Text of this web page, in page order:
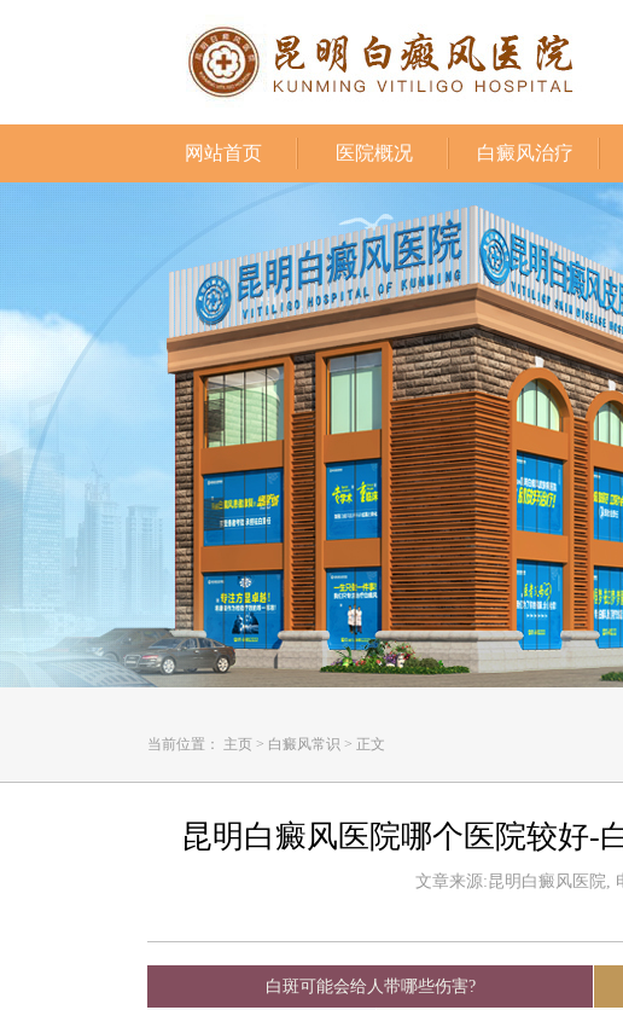
网站首页 医院概况 白癜风治疗
当前位置： 主页 > 白癜风常识 > 正文
昆明白癜风医院哪个医院较好-
文章来源:昆明白癜风医院,
白斑可能会给人带哪些伤害?